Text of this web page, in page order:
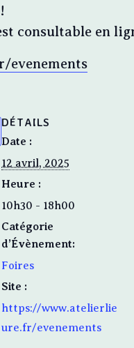
consultable en
evenements
DÉTAILS
Date :
12 avril, 2025
Heure :
10h30 - 18h00
Catégorie
d’Évènement:
Foires
Site :
https://www.atelierlie
ure.fr/evenements